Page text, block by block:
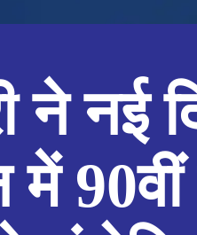
ने नई
में